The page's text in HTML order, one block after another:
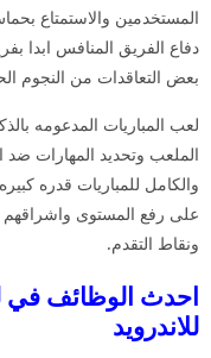
المستخدمين والاستمتاع
دفاع الفريق المنافس ابدا
بعض التعاقدات من النجوم
لعب المباريات المدعومه
الملعب وتحديد المهارات ضد
والكامل للمباريات قدره
على رفع المستوى واشراقهم
ونقاط التقدم.
للاندرويد